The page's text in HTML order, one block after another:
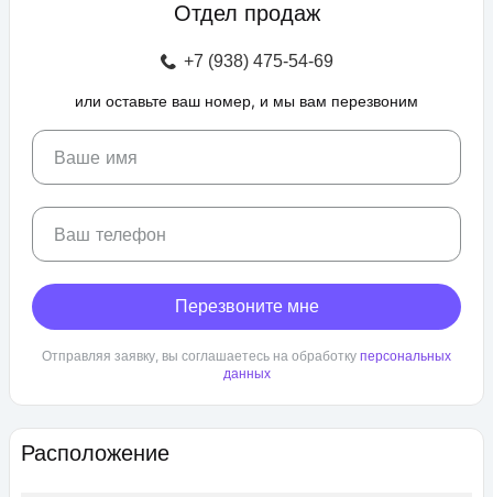
зоны отдыха с беседками, спроектирован бульвар и
автовладельцев предусмотрен крытый и гостевой паркинг.
ЖК «Любимово» находится в районе «Губернский». Внешняя
инфраструктура развита, в пешей доступности: школа,
детский сад, магазины, поликлиника, салоны красоты. До
центра Краснодара — 25 минут транспортом.
Расположение
Отдел продаж
+7 (938) 475-54-69
или оставьте ваш номер, и мы вам перезвоним
Ваше имя
Ваш телефон
Перезвоните мне
Отправляя заявку, вы соглашаетесь на обработку персональных
данных